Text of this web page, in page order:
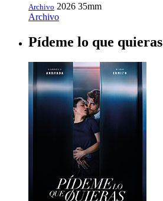
Archivo 2026 35mm
Archivo
Pídeme lo que quieras